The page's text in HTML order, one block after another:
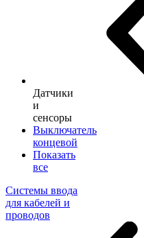
Датчики
и
сенсоры
Выключатель
концевой
Показать
все
Системы ввода
для кабелей и
проводов